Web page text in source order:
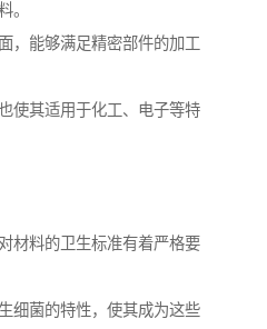
。
，能够满足精密部件的加工
使其适用于化工、电子等特
材料的卫生标准有着严格要
细菌的特性，使其成为这些